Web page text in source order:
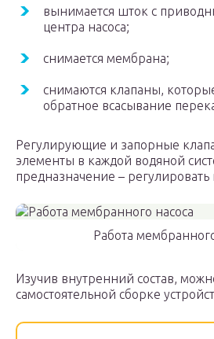
вынимается шток с
центра насоса;
снимается мембрана;
снимаются клапаны,
обратное всасывание
Регулирующие и запорные
элементы в каждой водяной
предназначение – регулировать
Работа
Изучив внутренний состав,
самостоятельной сборке